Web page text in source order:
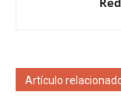
Artículo